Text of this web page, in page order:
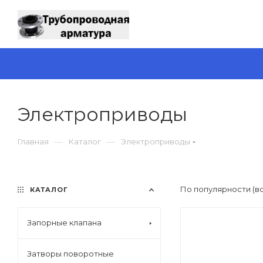
Электроприводы
Главная — Каталог — Электроприводы
По популярности
КАТАЛОГ
Запорные клапана
Затворы поворотные